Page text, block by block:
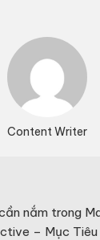
Content Writer
nắm trong
– Mục Tiêu